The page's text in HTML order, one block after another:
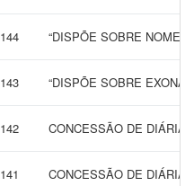
144 “DISPÕE SOBRE
143 “DISPÕE SOBRE
142 CONCESSÃO DE
141 CONCESSÃO DE